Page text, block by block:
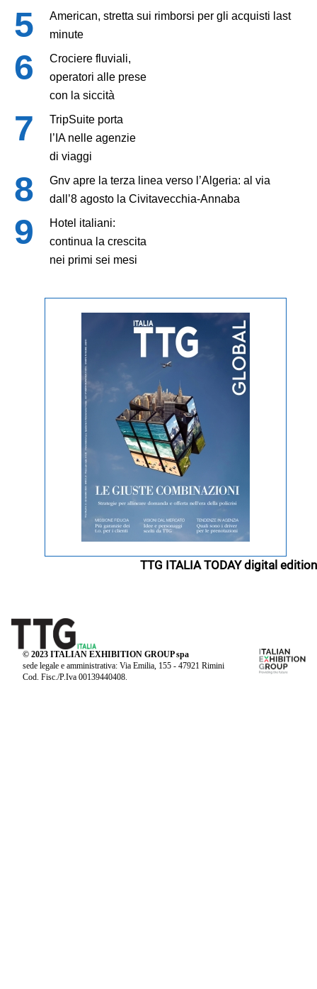
American, stretta sui rimborsi per gli acquisti last
minute
Crociere fluviali,
operatori alle prese
con la siccità
TripSuite porta
l’IA nelle agenzie
di viaggi
Gnv apre la terza linea verso l’Algeria: al via
dall’8 agosto la Civitavecchia-Annaba
Hotel italiani:
continua la crescita
nei primi sei mesi
TTG ITALIA TODAY digital edition
© 2023 ITALIAN EXHIBITION GROUP spa
sede legale e amministrativa: Via Emilia, 155 - 47921 Rimini
Cod. Fisc./P.Iva 00139440408.